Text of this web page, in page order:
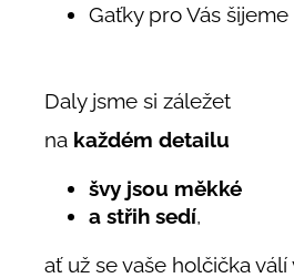
Gaťky pro Vás
Daly jsme si záležet
na každém detailu
švy jsou měkké
a střih sedí,
ať už se vaše holčička